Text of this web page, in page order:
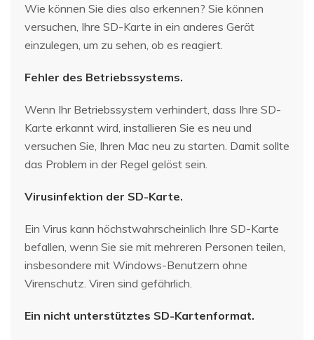
Wie können Sie dies also erkennen? Sie können
versuchen, Ihre SD-Karte in ein anderes Gerät
einzulegen, um zu sehen, ob es reagiert.
Fehler des Betriebssystems.
Wenn Ihr Betriebssystem verhindert, dass Ihre SD-
Karte erkannt wird, installieren Sie es neu und
versuchen Sie, Ihren Mac neu zu starten. Damit sollte
das Problem in der Regel gelöst sein.
Virusinfektion der SD-Karte.
Ein Virus kann höchstwahrscheinlich Ihre SD-Karte
befallen, wenn Sie sie mit mehreren Personen teilen,
insbesondere mit Windows-Benutzern ohne
Virenschutz. Viren sind gefährlich.
Ein nicht unterstütztes SD-Kartenformat.